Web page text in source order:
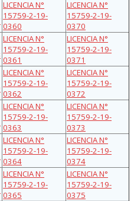
LICENCIA N°
15759-2-19-
0360
LICENCIA N°
15759-2-19-
0370
LICENCIA N°
15759-2-19-
0361
LICENCIA N°
15759-2-19-
0371
LICENCIA N°
15759-2-19-
0362
LICENCIA N°
15759-2-19-
0372
LICENCIA N°
15759-2-19-
0363
LICENCIA N°
15759-2-19-
0373
LICENCIA N°
15759-2-19-
0364
LICENCIA N°
15759-2-19-
0374
LICENCIA N°
15759-2-19-
0365
LICENCIA N°
15759-2-19-
0375